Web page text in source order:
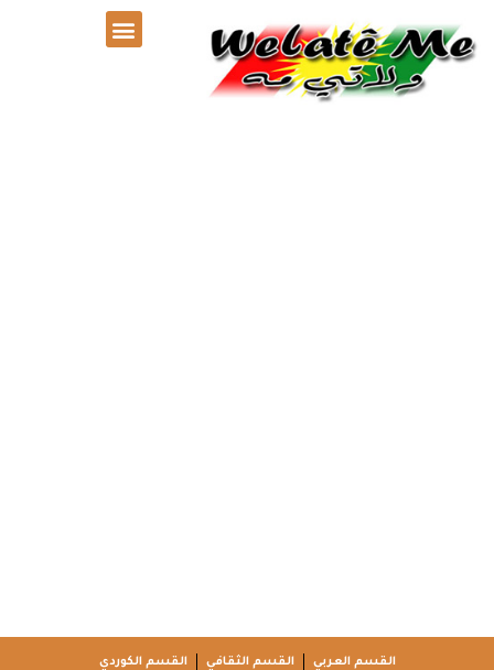
القسم العربي القسم الثقافي القسم الكوردي